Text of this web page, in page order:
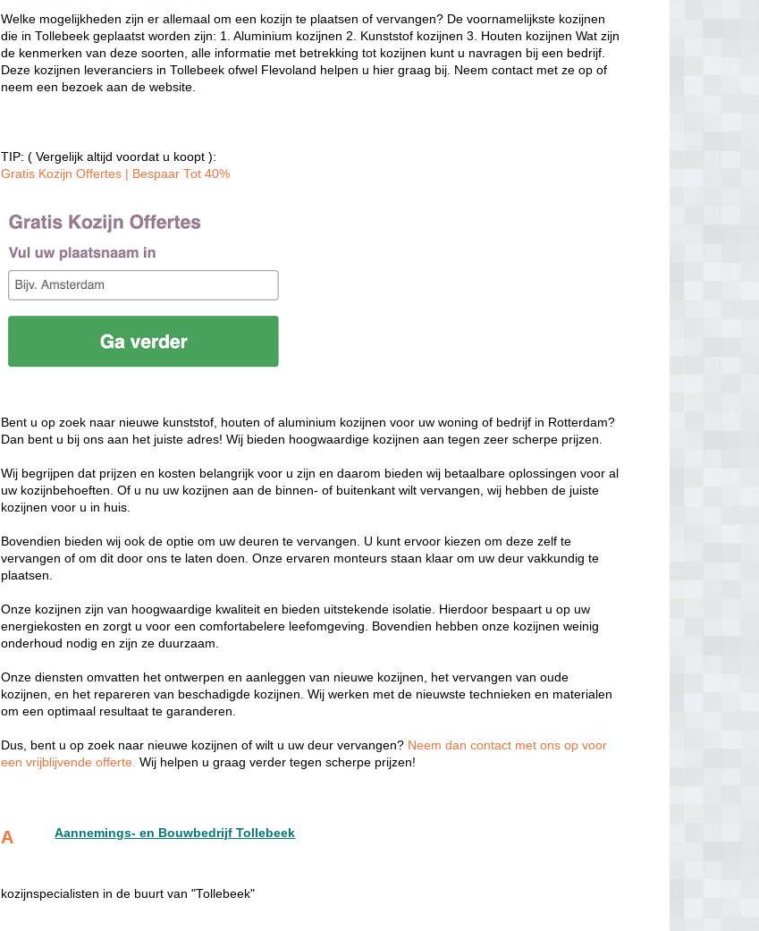
Welke mogelijkheden zijn er allemaal om een kozijn te plaatsen of vervangen? De voornamelijkste kozijnen
die in Tollebeek geplaatst worden zijn: 1. Aluminium kozijnen 2. Kunststof kozijnen 3. Houten kozijnen Wat zijn
de kenmerken van deze soorten, alle informatie met betrekking tot kozijnen kunt u navragen bij een bedrijf.
Deze kozijnen leveranciers in Tollebeek ofwel Flevoland helpen u hier graag bij. Neem contact met ze op of
neem een bezoek aan de website.
TIP: ( Vergelijk altijd voordat u koopt ):
Gratis Kozijn Offertes | Bespaar Tot 40%‎
Bent u op zoek naar nieuwe kunststof, houten of aluminium kozijnen voor uw woning of bedrijf in Rotterdam?
Dan bent u bij ons aan het juiste adres! Wij bieden hoogwaardige kozijnen aan tegen zeer scherpe prijzen.
Wij begrijpen dat prijzen en kosten belangrijk voor u zijn en daarom bieden wij betaalbare oplossingen voor al
uw kozijnbehoeften. Of u nu uw kozijnen aan de binnen- of buitenkant wilt vervangen, wij hebben de juiste
kozijnen voor u in huis.
Bovendien bieden wij ook de optie om uw deuren te vervangen. U kunt ervoor kiezen om deze zelf te
vervangen of om dit door ons te laten doen. Onze ervaren monteurs staan klaar om uw deur vakkundig te
plaatsen.
Onze kozijnen zijn van hoogwaardige kwaliteit en bieden uitstekende isolatie. Hierdoor bespaart u op uw
energiekosten en zorgt u voor een comfortabelere leefomgeving. Bovendien hebben onze kozijnen weinig
onderhoud nodig en zijn ze duurzaam.
Onze diensten omvatten het ontwerpen en aanleggen van nieuwe kozijnen, het vervangen van oude
kozijnen, en het repareren van beschadigde kozijnen. Wij werken met de nieuwste technieken en materialen
om een optimaal resultaat te garanderen.
Dus, bent u op zoek naar nieuwe kozijnen of wilt u uw deur vervangen? Neem dan contact met ons op voor
een vrijblijvende offerte.Wij helpen u graag verder tegen scherpe prijzen!
A Aannemings- en Bouwbedrijf Tollebeek
kozijnspecialisten in de buurt van "Tollebeek"